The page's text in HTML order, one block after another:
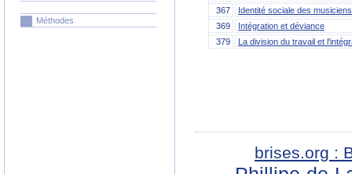
Méthodes
367
Identité sociale des
369
Intégration et déviance
379
La division du travail et
brises.org :